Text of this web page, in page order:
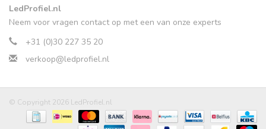
LedProfiel.nl
Neem voor vragen contact op met een van onze experts
+31 (0)30 227 35 20
verkoop@ledprofiel.nl
© Copyright 2026 LedProfiel.nl